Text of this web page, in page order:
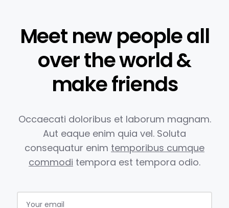
Meet new people all
over the world &
make friends
Occaecati doloribus et laborum magnam.
Aut eaque enim quia vel. Soluta
consequatur enim temporibus cumque
commodi tempora est tempora odio.